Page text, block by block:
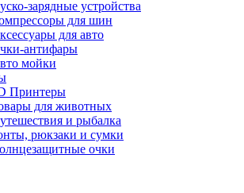
зарядные устройства
для шин
для авто
антифары
мойки
Принтеры
для животных
и рыбалка
рюкзаки и сумки
очки